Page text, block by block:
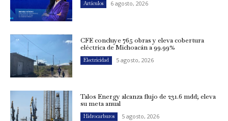
Artículos 6 agosto, 2026
CFE concluye 765 obras y eleva cobertura
eléctrica de Michoacán a 99.99%
Electricidad 5 agosto, 2026
Talos Energy alcanza flujo de 231.6 mdd; eleva
su meta anual
Hidrocarburos 5 agosto, 2026